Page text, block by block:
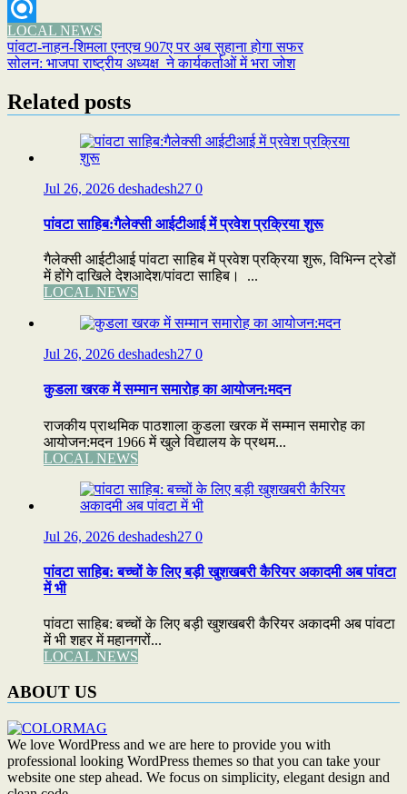
Email
Refind
LOCAL NEWS
Post
navigation
पांवटा-नाहन-शिमला एनएच 907ए पर अब सुहाना होगा सफर
सोलन: भाजपा राष्ट्रीय अध्यक्ष ने कार्यकर्ताओं में भरा जोश
Related posts
Jul 26, 2026 deshadesh27 0
पांवटा साहिब:गैलेक्सी आईटीआई में प्रवेश प्रक्रिया शुरू
गैलेक्सी आईटीआई पांवटा साहिब में प्रवेश प्रक्रिया शुरू, विभिन्न ट्रेडों
में होंगे दाखिले देशआदेश/पांवटा साहिब। ...
LOCAL NEWS
Jul 26, 2026 deshadesh27 0
कुडला खरक में सम्मान समारोह का आयोजन:मदन
राजकीय प्राथमिक पाठशाला कुडला खरक में सम्मान समारोह का
आयोजन:मदन 1966 में खुले विद्यालय के प्रथम...
LOCAL NEWS
Jul 26, 2026 deshadesh27 0
पांवटा साहिब: बच्चों के लिए बड़ी खुशखबरी कैरियर अकादमी अब पांवटा
में भी
पांवटा साहिब: बच्चों के लिए बड़ी खुशखबरी कैरियर अकादमी अब पांवटा
में भी शहर में महानगरों...
LOCAL NEWS
ABOUT US
We love WordPress and we are here to provide you with
professional looking WordPress themes so that you can take your
website one step ahead. We focus on simplicity, elegant design and